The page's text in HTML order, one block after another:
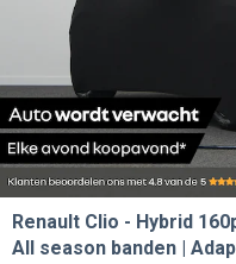
Renault Clio
Hybrid
All season banden |